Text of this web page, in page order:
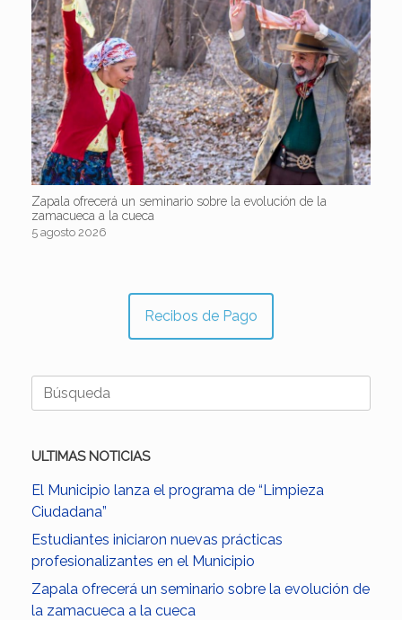
Zapala ofrecerá un seminario sobre la evolución de la
zamacueca a la cueca
5 agosto 2026
Recibos de Pago
Buscar:
ULTIMAS NOTICIAS
El Municipio lanza el programa de “Limpieza
Ciudadana”
Estudiantes iniciaron nuevas prácticas
profesionalizantes en el Municipio
Zapala ofrecerá un seminario sobre la evolución de
la zamacueca a la cueca